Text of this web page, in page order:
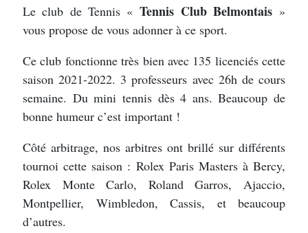
Le club de Tennis «Tennis Club Belmontais»
vous propose de vous adonner à ce sport.
Ce club fonctionne très bien avec 135 licenciés cette
saison 2021-2022. 3 professeurs avec 26h de cours
semaine. Du mini tennis dès 4 ans. Beaucoup de
bonne humeur c’est important !
Côté arbitrage, nos arbitres ont brillé sur différents
tournoi cette saison : Rolex Paris Masters à Bercy,
Rolex Monte Carlo, Roland Garros, Ajaccio,
Montpellier, Wimbledon, Cassis, et beaucoup
d’autres.